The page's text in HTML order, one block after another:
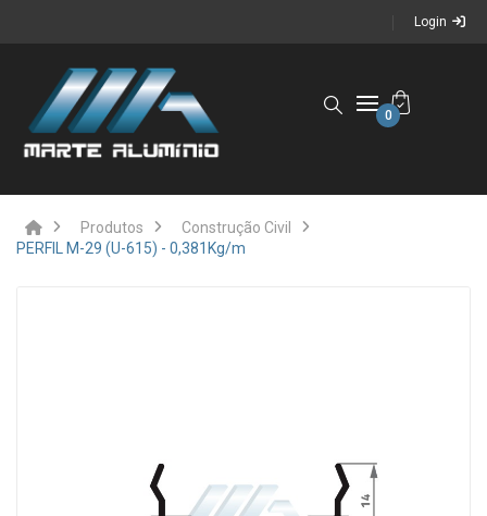
Login
0
Produtos
Construção Civil
PERFIL M-29 (U-615) - 0,381Kg/m